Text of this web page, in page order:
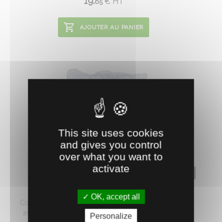
AJOUTER AU PANIER
COMBUSTIBLE APIDOU
Combustible pour enfumoire, constitue un excellent
intermédiaire entre l'allumeur (de préférence les ...
This site uses cookies
and gives you control
over what you want to
activate
OK, accept all
Personalize